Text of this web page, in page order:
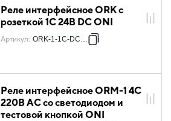
Реле интерфейсное ORK с
розеткой 1C 24В DC ONI
Артикул: ORK-1-1C-DC24V
Реле интерфейсное ORM-1 4C
220В AC со светодиодом и
тестовой кнопкой ONI